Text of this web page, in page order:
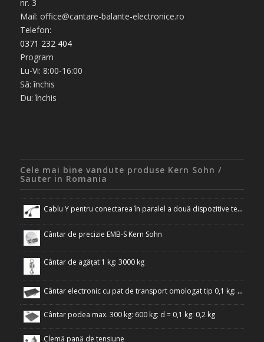
nr. 3
Mail: office@cantare-balante-electronice.ro
Telefon:
0371 232 404
Program
Lu-Vi: 8:00-16:00
Sâ: închis
Du: închis
Cele mai bine vandute produse Kern Sohn /
Sauter in Romania
Cablu Y pentru conectarea în paralel a două dispozitive terminale la interfața RS-232 a cântarului
Cântar de precizie EMB-S Kern Sohn
Cântar de agățat 1 kg: 3000 kg
Cântar electronic cu pat de transport omologat tip 0,1 kg: 300 kg
Cântar podea max. 300 kg: 600 kg: d = 0,1 kg: 0,2 kg
Clemă pană de tensiune